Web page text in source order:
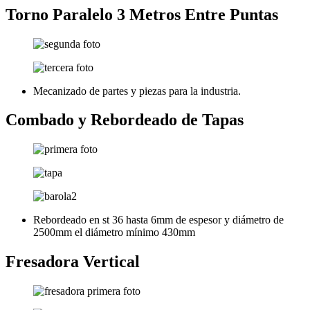
Torno Paralelo 3 Metros Entre Puntas
Mecanizado de partes y piezas para la industria.
Combado y Rebordeado de Tapas
Rebordeado en st 36 hasta 6mm de espesor y diámetro de
2500mm el diámetro mínimo 430mm
Fresadora Vertical